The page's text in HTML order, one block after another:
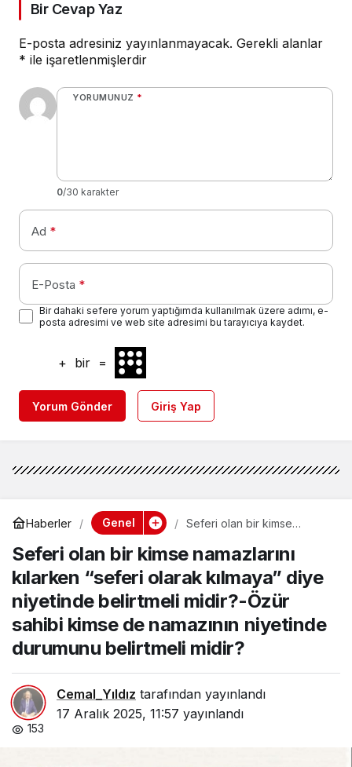
Bir Cevap Yaz
E-posta adresiniz yayınlanmayacak. Gerekli alanlar
* ile işaretlenmişlerdir
YORUMUNUZ *
0/30 karakter
Ad *
E-Posta *
Bir dahaki sefere yorum yaptığımda kullanılmak üzere adımı, e-
posta adresimi ve web site adresimi bu tarayıcıya kaydet.
+ bir =
Yorum Gönder Giriş Yap
Haberler Genel
Seferi olan bir kimse
olarak kılmaya” diye
niyetinde belirtmeli midir?-
Özür sahibi kimse de
namazının niyetinde
durumunu belirtmeli midir?
Seferi olan bir kimse namazlarını
kılarken “seferi olarak kılmaya” diye
niyetinde belirtmeli midir?-Özür
sahibi kimse de namazının niyetinde
durumunu belirtmeli midir?
Cemal_Yıldız tarafından yayınlandı
17 Aralık 2025, 11:57 yayınlandı
153